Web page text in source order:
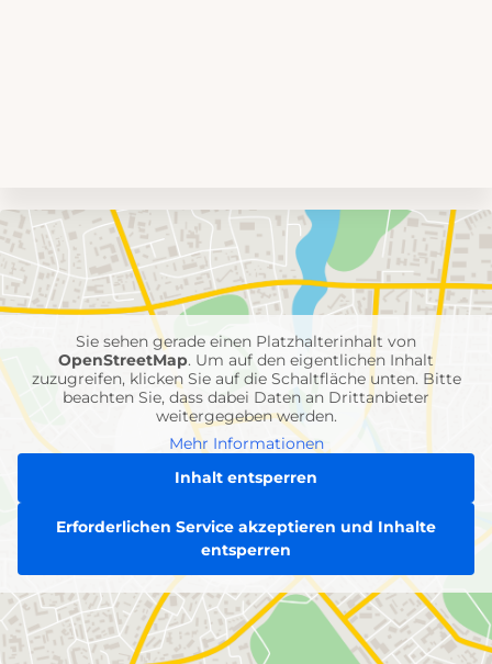
Umgebungskarte
mit
Feuerwehr-
Einheiten
Sie sehen gerade einen Platzhalterinhalt von
OpenStreetMap. Um auf den eigentlichen Inhalt
zuzugreifen, klicken Sie auf die Schaltfläche unten. Bitte
beachten Sie, dass dabei Daten an Drittanbieter
weitergegeben werden.
Mehr Informationen
Inhalt entsperren
Erforderlichen Service akzeptieren und Inhalte
entsperren